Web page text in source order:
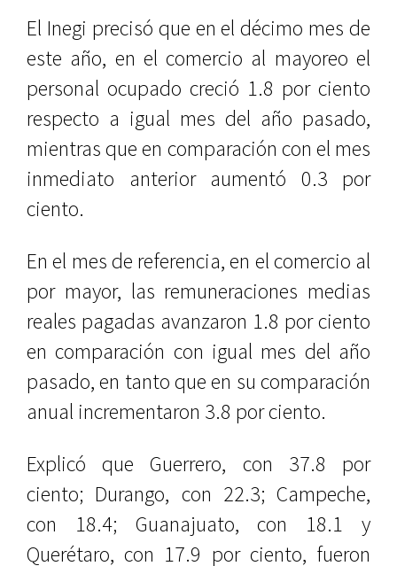
El Inegi precisó que en el décimo mes de
este año, en el comercio al mayoreo el
personal ocupado creció 1.8 por ciento
respecto a igual mes del año pasado,
mientras que en comparación con el mes
inmediato anterior aumentó 0.3 por
ciento.
En el mes de referencia, en el comercio al
por mayor, las remuneraciones medias
reales pagadas avanzaron 1.8 por ciento
en comparación con igual mes del año
pasado, en tanto que en su comparación
anual incrementaron 3.8 por ciento.
Explicó que Guerrero, con 37.8 por
ciento; Durango, con 22.3; Campeche,
con 18.4; Guanajuato, con 18.1 y
Querétaro, con 17.9 por ciento, fueron